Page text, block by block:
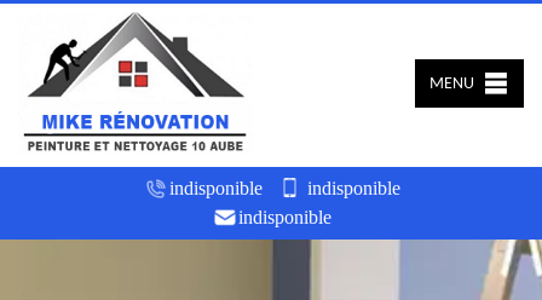
indisponible
indisponible
indisponible
MENU